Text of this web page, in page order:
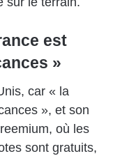
est
»
car « la
», et son
où les
sont gratuits,